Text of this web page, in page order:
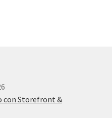
con Storefront &